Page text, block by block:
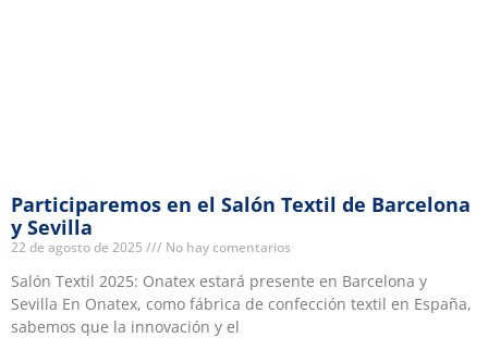
Participaremos en el Salón Textil de Barcelona
y Sevilla
22 de agosto de 2025 No hay comentarios
Salón Textil 2025: Onatex estará presente en Barcelona y
Sevilla En Onatex, como fábrica de confección textil en España,
sabemos que la innovación y el